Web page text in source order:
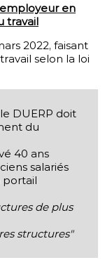
en
travail
2022, faisant
selon la loi
du
40 ans
salariés
structures"